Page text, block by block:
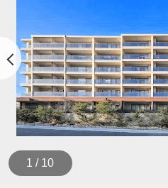
1 / 10